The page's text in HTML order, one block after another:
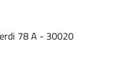
78 A - 30020